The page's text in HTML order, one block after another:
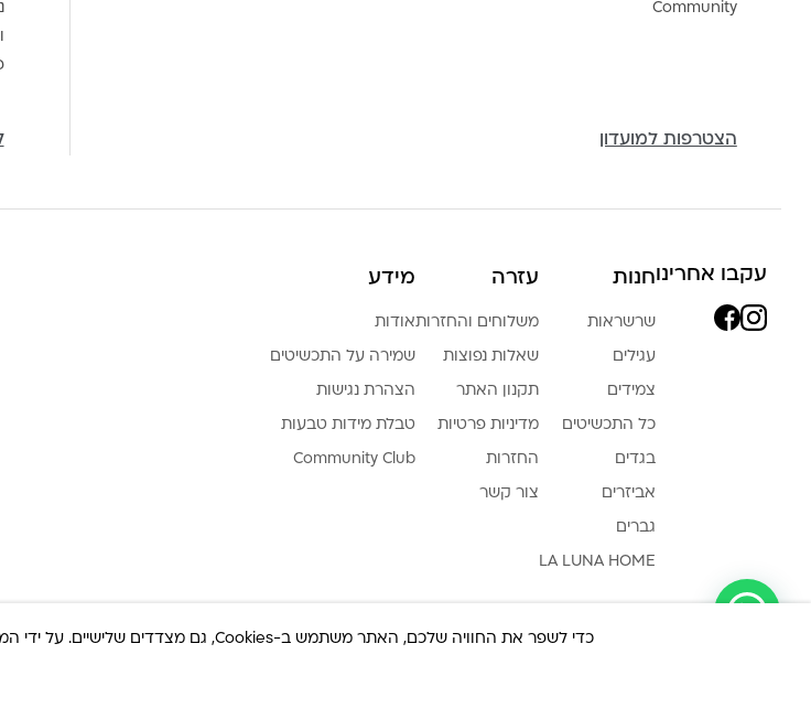
Community
הצטרפות למועדון
עקבו אחרינוחנות
שרשראות
עגילים
צמידים
כל התכשיטים
בגדים
אביזרים
גברים
LA LUNA HOME
עזרה
משלוחים והחזרות
שאלות נפוצות
תקנון האתר
מדיניות פרטיות
החזרות
צור קשר
מידע
אודות
שמירה על התכשיטים
הצהרת נגישות
טבלת מידות טבעות
Community Club
כדי לשפר את החוויה שלכם, האתר משתמש ב-Cookies, גם מצדדים שלישיים. על ידי המשך גלישה באתר אתה מקבל את